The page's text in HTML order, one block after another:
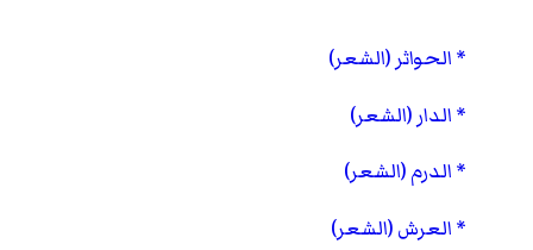
الحواثر (الشعر)
الدار (الشعر)
الدرم (الشعر)
العرش (الشعر)